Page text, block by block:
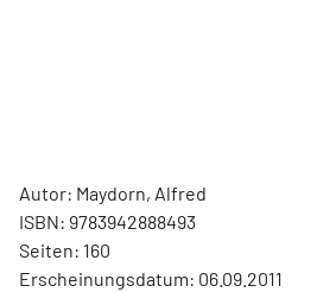
Autor: Maydorn, Alfred
ISBN: 9783942888493
Seiten: 160
Erscheinungsdatum: 06.09.2011